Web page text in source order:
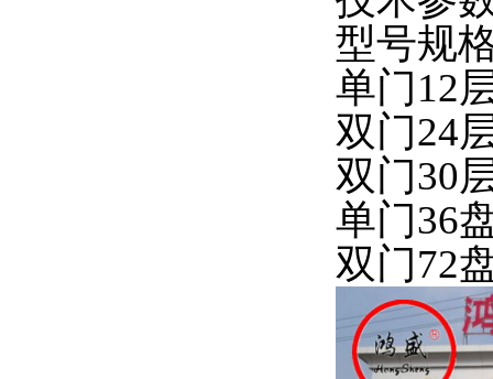
型号规
单门 12
双门24
双门30
单门36
双门72